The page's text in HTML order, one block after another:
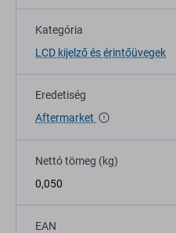
Kategória
LCD kijelző és érintőüvegek
Eredetiség
Aftermarket
Nettó tömeg (kg)
0,050
EAN